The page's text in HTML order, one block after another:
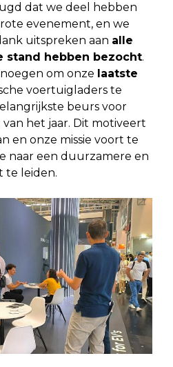
dat we deel hebben
evenement, en we
uitspreken aan alle
stand hebben bezocht.
om onze laatste
voertuigladers te
beurs voor
het jaar. Dit motiveert
en onze missie voort te
naar een duurzamere en
te leiden.